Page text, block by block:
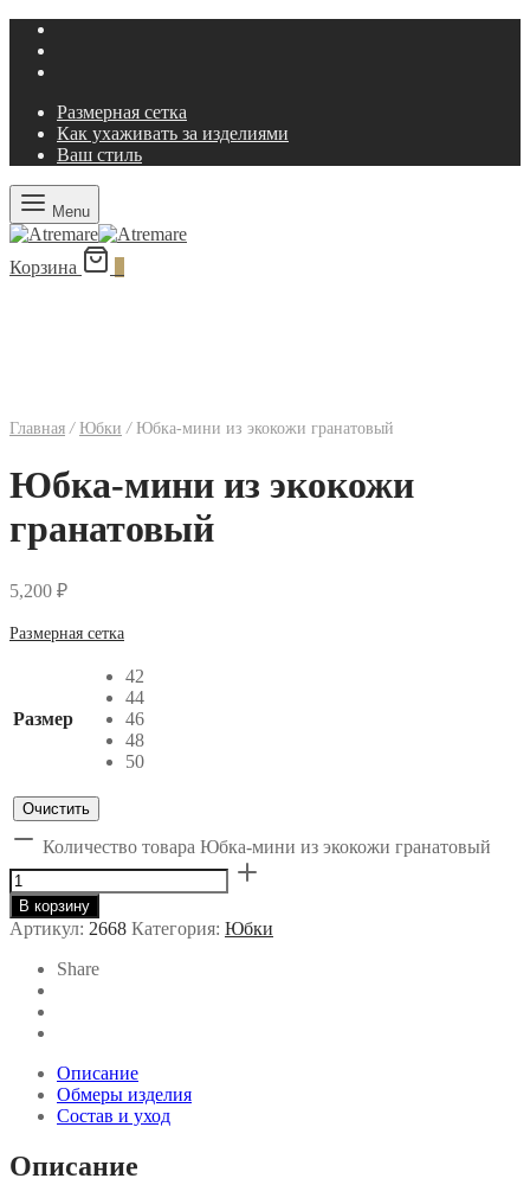
Размерная сетка
Как ухаживать за изделиями
Ваш стиль
Menu
Корзина
Главная / Юбки /Юбка-мини из экокожи гранатовый
Юбка-мини из экокожи
гранатовый
5,200 ₽
Размерная сетка
Размер
42
44
46
48
50
Очистить
Количество товара Юбка-мини из экокожи гранатовый
В корзину
Артикул: 2668 Категория: Юбки
Share
Описание
Обмеры изделия
Состав и уход
Описание